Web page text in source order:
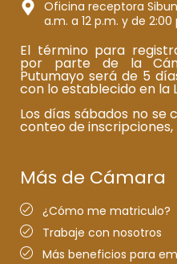
Oficina receptora
a.m. a 12 p.m. y de
El término para
por parte de la
Putumayo será de 5
con lo establecido en la
Los días sábados no se
conteo de
Más de Cámara
¿Cómo me matriculo?
Trabaje con nosotros
Más beneficios para